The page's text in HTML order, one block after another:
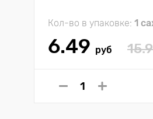
Кол-во в упаковке: 1
6.49 руб